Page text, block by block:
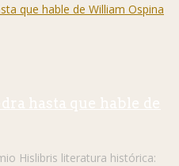
hasta que hable de
Hislibris literatura histórica: